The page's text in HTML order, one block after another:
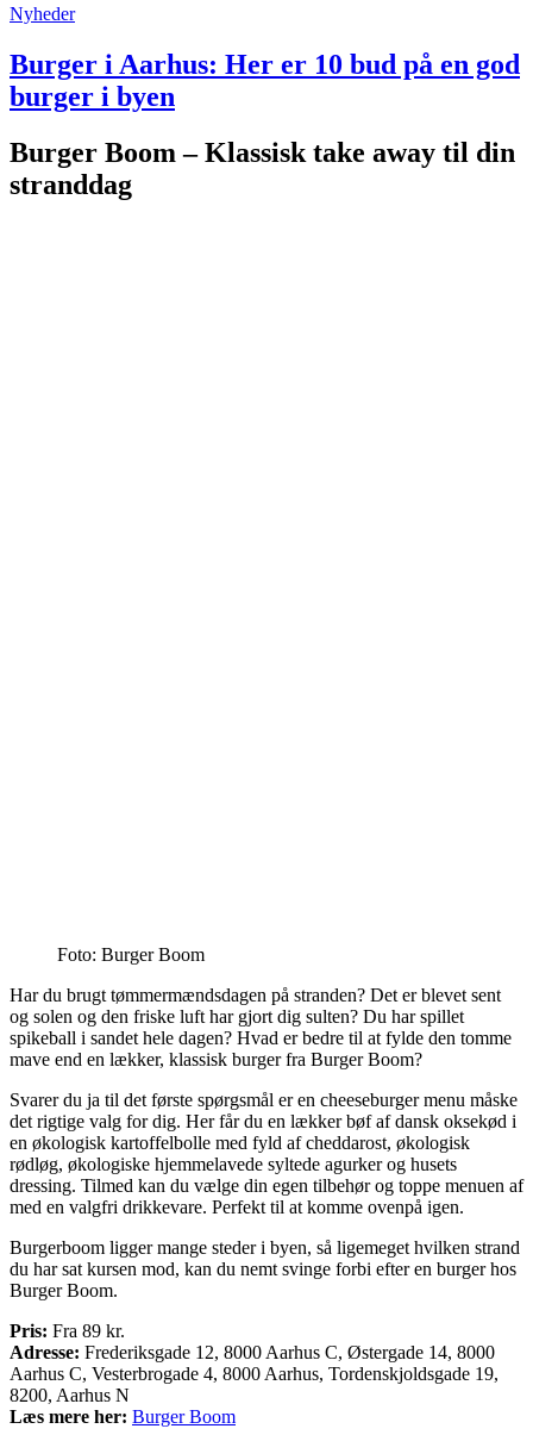
Nyheder
Burger i Aarhus: Her er 10 bud på en god
burger i byen
Burger Boom – Klassisk take away til din
stranddag
Foto: Burger Boom
Har du brugt tømmermændsdagen på stranden? Det er blevet sent
og solen og den friske luft har gjort dig sulten? Du har spillet
spikeball i sandet hele dagen? Hvad er bedre til at fylde den tomme
mave end en lækker, klassisk burger fra Burger Boom?
Svarer du ja til det første spørgsmål er en cheeseburger menu måske
det rigtige valg for dig. Her får du en lækker bøf af dansk oksekød i
en økologisk kartoffelbolle med fyld af cheddarost, økologisk
rødløg, økologiske hjemmelavede syltede agurker og husets
dressing. Tilmed kan du vælge din egen tilbehør og toppe menuen af
med en valgfri drikkevare. Perfekt til at komme ovenpå igen.
Burgerboom ligger mange steder i byen, så ligemeget hvilken strand
du har sat kursen mod, kan du nemt svinge forbi efter en burger hos
Burger Boom.
Pris: Fra 89 kr.
Adresse: Frederiksgade 12, 8000 Aarhus C, Østergade 14, 8000
Aarhus C, Vesterbrogade 4, 8000 Aarhus, Tordenskjoldsgade 19,
8200, Aarhus N
Læs mere her: Burger Boom